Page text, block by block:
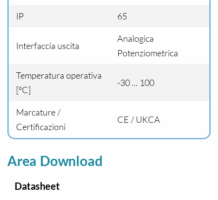
IP 65
Interfaccia uscita
Analogica
Potenziometrica
Temperatura operativa
[°C]
-30 ... 100
Marcature /
Certificazioni
CE / UKCA
Area Download
Datasheet